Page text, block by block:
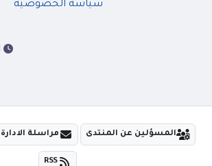
سياسة الخصوصيه
المسؤلين عن المنتدى مراسلة الادارة
RSS